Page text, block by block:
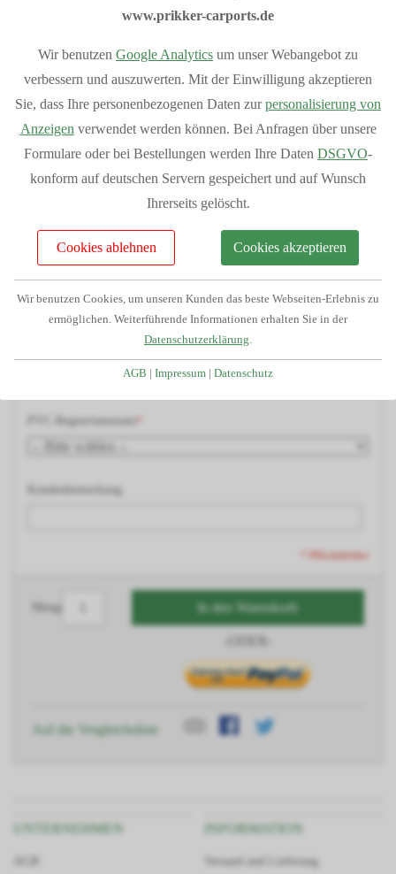
Verkauf vom Hersteller
Bequemer Online-Kauf
Bundesweite Lieferung
Individuelle Planung Ihres Projektes
Passgenauigkeit da alle Teile aus unserem Haus
Finanzierung/Ratenkauf möglich
Große Auswahl an Zubehörartikeln
Blende/Umrandung
PVC-Regenrinnensatz
Kundenbemerkung
* Pflichtfelder
Menge In den Warenkorb
Auf die Vergleichsliste
UNTERNEHMEN INFORMATION
Versand und Lieferung
www.prikker-carports.de
Wir benutzen Google Analytics um unser Webangebot zu
verbessern und auszuwerten. Mit der Einwilligung akzeptieren
Sie, dass Ihre personenbezogenen Daten zurpersonalisierung von
Anzeigenverwendet werden können. Bei Anfragen über unsere
Formulare oder bei Bestellungen werden Ihre Daten DSGVO-
konform auf deutschen Servern gespeichert und auf Wunsch
Ihrerseits gelöscht.
Cookies ablehnen Cookies akzeptieren
Wir benutzen Cookies, um unseren Kunden das beste Webseiten-Erlebnis zu
ermöglichen. Weiterführende Informationen erhalten Sie in der
Datenschutzerklärung.
AGB Impressum Datenschutz